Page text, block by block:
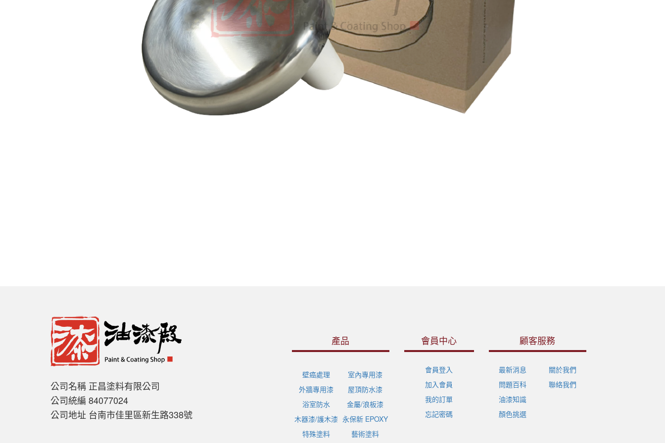
公司名稱 正昌塗料有限公司
公司統編 84077024
公司地址 台南市佳里區新生路338號
產品
壁癌處理
室內專用漆
外牆專用漆
屋頂防水漆
浴室防水
金屬/浪板漆
木器漆/護木漆 永保新 EPOXY
特殊塗料
藝術塗料
會員中心
會員登入
加入會員
我的訂單
忘記密碼
顧客服務
最新消息
問題百科
油漆知識
顏色挑選
關於我們
聯絡我們